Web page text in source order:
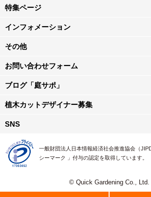
特集ページ
インフォメーション
その他
お問い合わせフォーム
ブログ「庭サポ」
植木カットデザイナー募集
SNS
一般財団法人日本情報経済社会推進協会（
シーマーク 」付与の認定を取得しています。
© Quick Gardening Co., Ltd.